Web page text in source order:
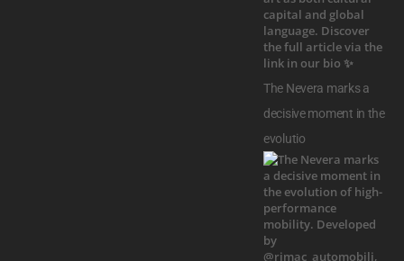
The Nevera marks a
decisive moment in the
evolutio